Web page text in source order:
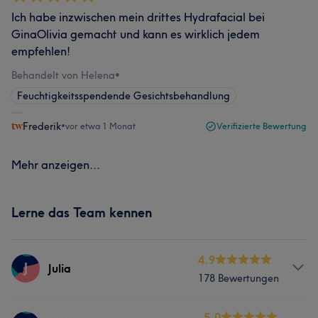
Ich habe inzwischen mein drittes Hydrafacial bei
GinaOlivia gemacht und kann es wirklich jedem
empfehlen!
Behandelt von Helena•
Feuchtigkeitsspendende Gesichtsbehandlung
Frederik•vor etwa 1 Monat Verifizierte Bewertung
Mehr anzeigen...
Lerne das Team kennen
J Julia
4.9
178 Bewertungen